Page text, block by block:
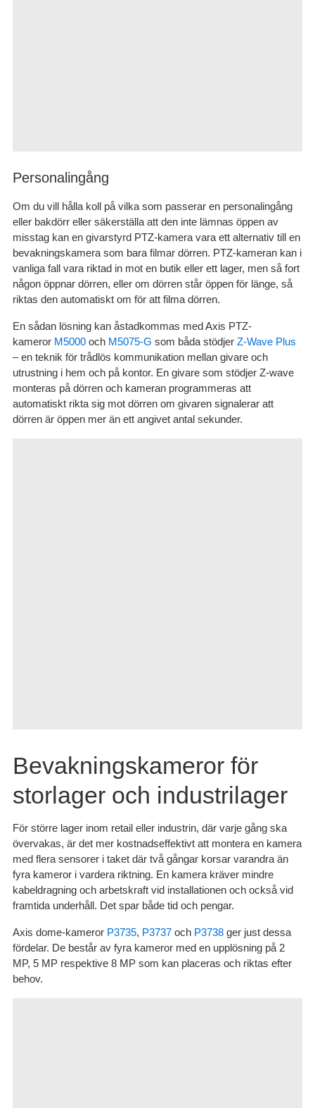
Personalingång
Om du vill hålla koll på vilka som passerar en personalingång
eller bakdörr eller säkerställa att den inte lämnas öppen av
misstag kan en givarstyrd PTZ-kamera vara ett alternativ till en
bevakningskamera som bara filmar dörren. PTZ-kameran kan i
vanliga fall vara riktad in mot en butik eller ett lager, men så fort
någon öppnar dörren, eller om dörren står öppen för länge, så
riktas den automatiskt om för att filma dörren.
En sådan lösning kan åstadkommas med Axis PTZ-
kameror M5000och M5075-G som båda stödjer Z-Wave Plus
– en teknik för trådlös kommunikation mellan givare och
utrustning i hem och på kontor. En givare som stödjer Z-wave
monteras på dörren och kameran programmeras att
automatiskt rikta sig mot dörren om givaren signalerar att
dörren är öppen mer än ett angivet antal sekunder.
Bevakningskameror för
storlager och industrilager
För större lager inom retail eller industrin, där varje gång ska
övervakas, är det mer kostnadseffektivt att montera en kamera
med flera sensorer i taket där två gångar korsar varandra än
fyra kameror i vardera riktning. En kamera kräver mindre
kabeldragning och arbetskraft vid installationen och också vid
framtida underhåll. Det spar både tid och pengar.
Axis dome-kameror P3735, P3737och P3738ger just dessa
fördelar. De består av fyra kameror med en upplösning på 2
MP, 5 MP respektive 8 MP som kan placeras och riktas efter
behov.